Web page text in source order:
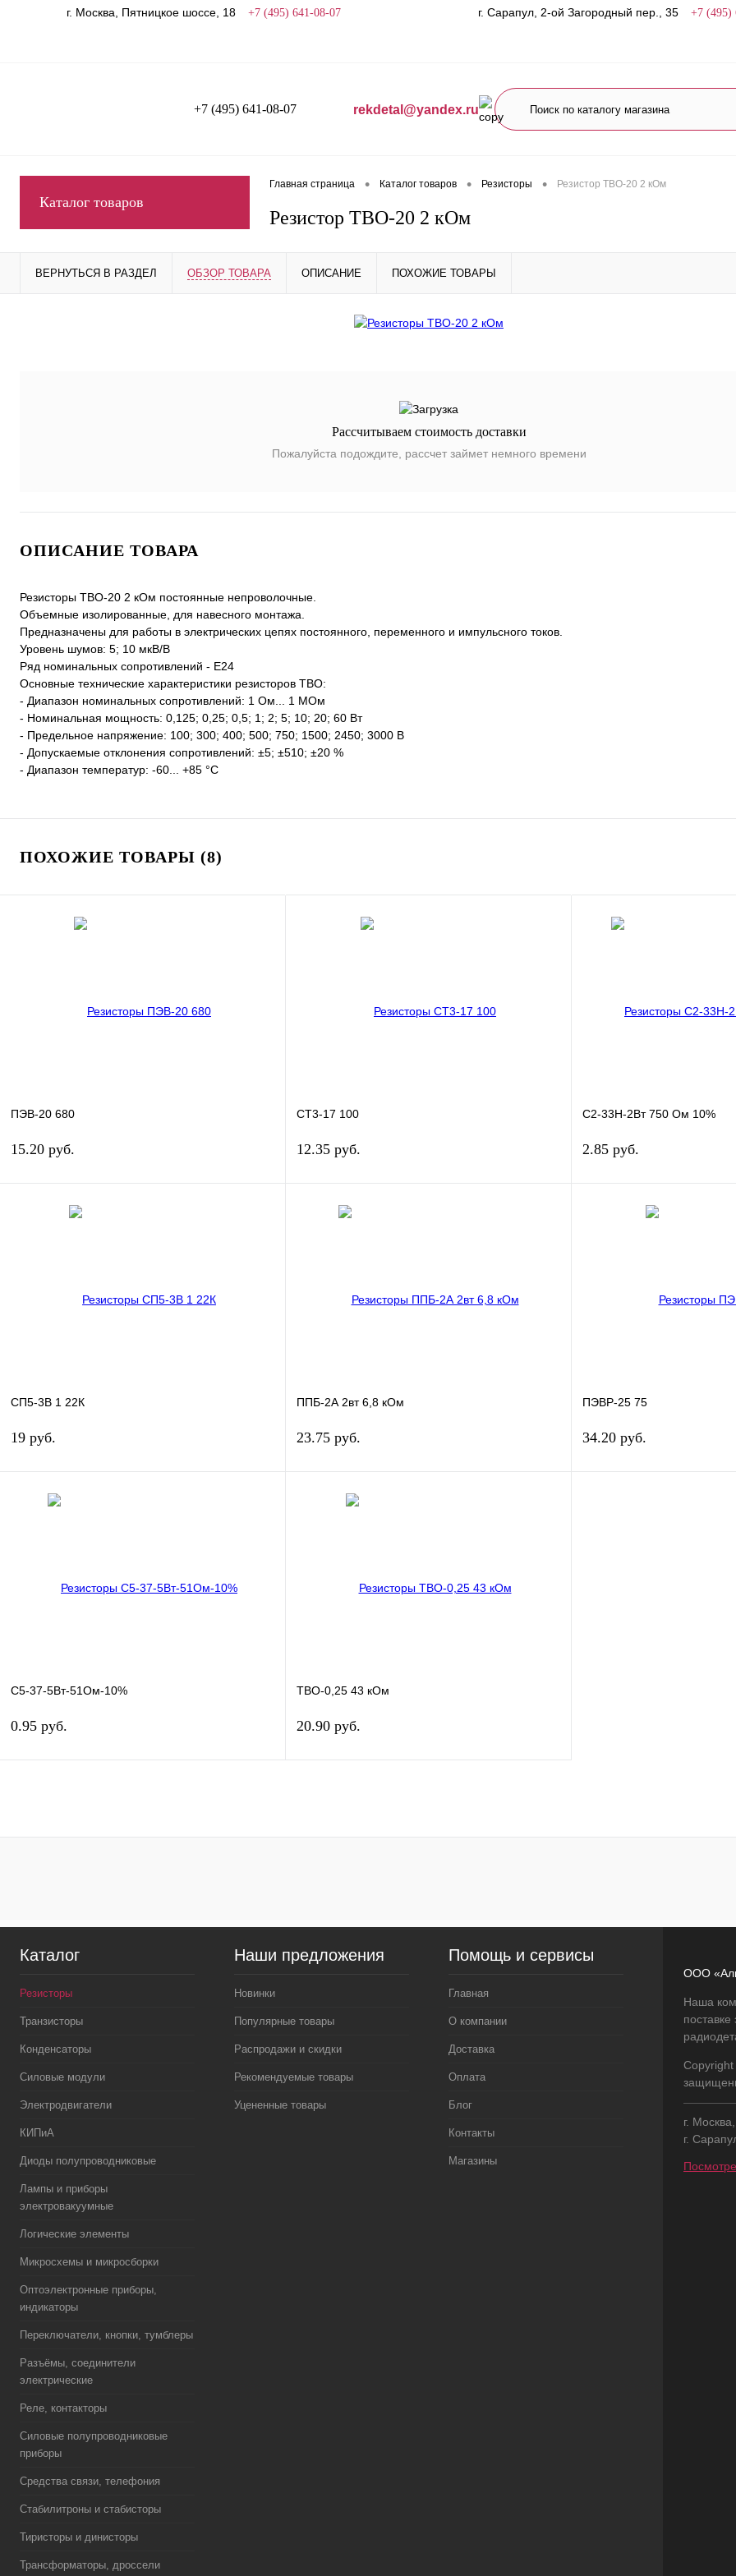
г. Москва, Пятницкое шоссе, 18 +7 (495) 641-08-07 г. Сарапул, 2-ой Загородный пер., 35 +7 (495)
+7 (495) 641-08-07 rekdetal@yandex.ru
Каталог товаров
Главная страница • Каталог товаров • Резисторы • Резистор ТВО-20 2 кОм
Резистор ТВО-20 2 кОм
ВЕРНУТЬСЯ В РАЗДЕЛ ОБЗОР ТОВАРА ОПИСАНИЕ ПОХОЖИЕ ТОВАРЫ
Рассчитываем стоимость доставки
Пожалуйста подождите, рассчет займет немного времени
ОПИСАНИЕ ТОВАРА
Резисторы ТВО-20 2 кОм постоянные непроволочные.
Объемные изолированные, для навесного монтажа.
Предназначены для работы в электрических цепях постоянного, переменного и импульсного токов.
Уровень шумов: 5; 10 мкВ/В
Ряд номинальных сопротивлений - Е24
Основные технические характеристики резисторов ТВО:
- Диапазон номинальных сопротивлений: 1 Ом... 1 МОм
- Номинальная мощность: 0,125; 0,25; 0,5; 1; 2; 5; 10; 20; 60 Вт
- Предельное напряжение: 100; 300; 400; 500; 750; 1500; 2450; 3000 В
- Допускаемые отклонения сопротивлений: ±5; ±510; ±20 %
- Диапазон температур: -60... +85 °С
ПОХОЖИЕ ТОВАРЫ (8)
ПЭВ-20 680
15.20 руб.
наличии
СТ3-17 100
12.35 руб.
наличии
С2-33Н-2Вт 750 Ом 10%
2.85 руб.
СП5-3В 1 22К
19 руб.
наличии
ППБ-2А 2вт 6,8 кОм
23.75 руб.
наличии
ПЭВР-25 75
34.20 руб.
С5-37-5Вт-51Ом-10%
0.95 руб.
Купить в 1 клик Сравнение
ТВО-0,25 43 кОм
20.90 руб.
Купить в 1 клик Сравнение
Каталог
Резисторы
Транзисторы
Конденсаторы
Силовые модули
Электродвигатели
КИПиА
Диоды полупроводниковые
Лампы и приборы
электровакуумные
Логические элементы
Микросхемы и микросборки
Оптоэлектронные приборы,
индикаторы
Переключатели, кнопки, тумблеры
Разъёмы, соединители
электрические
Реле, контакторы
Силовые полупроводниковые
приборы
Средства связи, телефония
Стабилитроны и стабисторы
Тиристоры и динисторы
Трансформаторы, дроссели
Наши предложения
Новинки
Популярные товары
Распродажи и скидки
Рекомендуемые товары
Уцененные товары
Помощь и сервисы
Главная
О компании
Доставка
Оплата
Блог
Контакты
Магазины
ООО
Наша
г.
г.